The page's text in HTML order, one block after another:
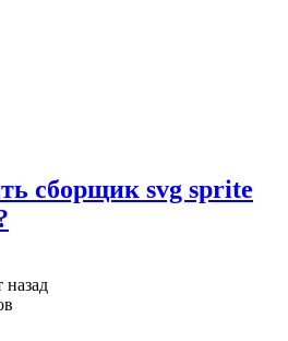
сборщик svg sprite
назад